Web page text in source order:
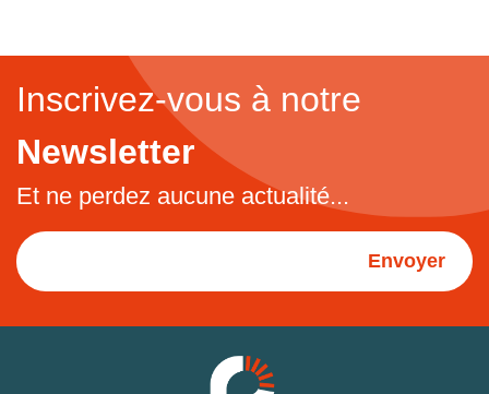
Inscrivez-vous à notre
Newsletter
Et ne perdez aucune actualité...
Envoyer